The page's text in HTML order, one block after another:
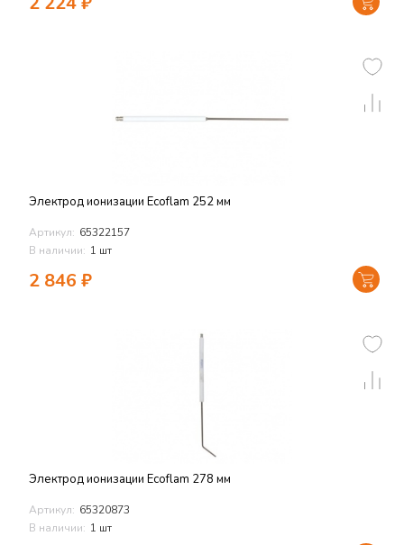
Электрод ионизации Ecoflam 252 мм
Артикул: 65322157
В наличии: 1 шт
2 846 ₽
Электрод ионизации Ecoflam 278 мм
Артикул: 65320873
В наличии: 1 шт